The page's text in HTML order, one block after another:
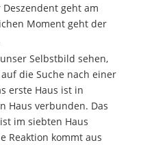
geht am
Moment geht der
Selbstbild sehen,
die Suche nach einer
erste Haus ist in
Haus verbunden. Das
im siebten Haus
Reaktion kommt aus